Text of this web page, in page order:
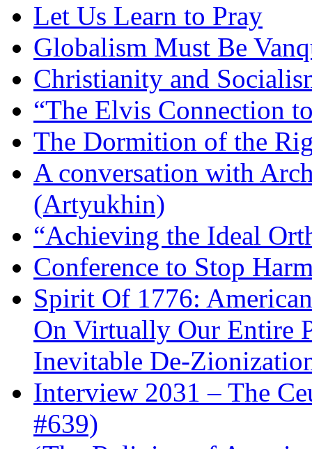
Let Us Learn to Pray
Globalism Must Be
Christianity and
“The Elvis Connection
The Dormition of the
A conversation with
(Artyukhin)
“Achieving the Ideal
Conference to Stop
Spirit Of 1776:
On Virtually Our Entire
Inevitable De-
Interview 2031 – The
#639)